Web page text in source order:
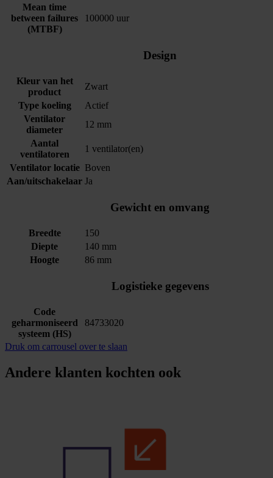
Mean time
between failures
(MTBF)
100000 uur
Design
Kleur van het
product
Zwart
Type koeling
Actief
Ventilator
diameter
12 mm
Aantal
ventilatoren
1 ventilator(en)
Ventilator locatie Boven
Aan/uitschakelaar Ja
Gewicht en omvang
Breedte
150
Diepte
140 mm
Hoogte
86 mm
Logistieke gegevens
Code
geharmoniseerd
systeem (HS)
84733020
Druk om carrousel over te slaan
Andere klanten kochten ook